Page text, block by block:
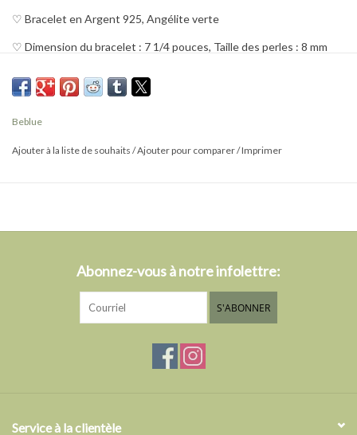
♡ Bracelet en Argent 925, Angélite verte
♡ Dimension du bracelet : 7 1/4 pouces, Taille des perles : 8 mm
♡ Monté sur élastique, facile à enfiler.
ruban en satin.
Fait à la main au Québec
Beblue
Ajouter à la liste de souhaits /Ajouter pour comparer/Imprimer
Abonnez-vous à notre infolettre:
S'ABONNER
Service à la clientèle